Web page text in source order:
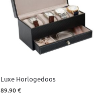
Luxe Horlogedoos
89.90€